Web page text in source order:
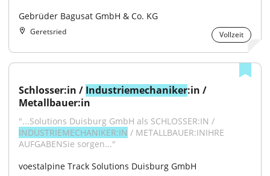
Gebrüder Bagusat GmbH & Co. KG
Geretsried Vollzeit
Schlosser:in / Industriemechaniker:in /
Metallbauer:in
INDUSTRIEMECHANIKER:IN / METALLBAUER:INIHRE
AUFGABENSie sorgen..."
voestalpine Track Solutions Duisburg GmbH